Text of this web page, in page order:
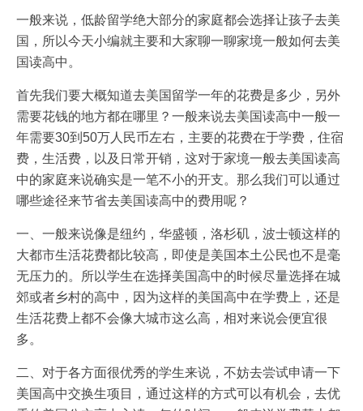
一般来说，低龄留学绝大部分的家庭都会选择让孩子去美
国，所以今天小编就主要和大家聊一聊家境一般如何去美
国读高中。
首先我们要大概知道去美国留学一年的花费是多少，另外
需要花钱的地方都在哪里？一般来说去美国读高中一般一
年需要30到50万人民币左右，主要的花费在于学费，住宿
费，生活费，以及日常开销，这对于家境一般去美国读高
中的家庭来说确实是一笔不小的开支。那么我们可以通过
哪些途径来节省去美国读高中的费用呢？
一、一般来说像是纽约，华盛顿，洛杉矶，波士顿这样的
大都市生活花费都比较高，即使是美国本土公民也不是毫
无压力的。所以学生在选择美国高中的时候尽量选择在城
郊或者乡村的高中，因为这样的美国高中在学费上，还是
生活花费上都不会像大城市这么高，相对来说会便宜很
多。
二、对于各方面很优秀的学生来说，不妨去尝试申请一下
美国高中交换生项目，通过这样的方式可以有机会，去优